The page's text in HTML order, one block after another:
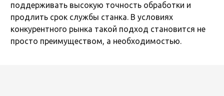
поддерживать высокую точность обработки и
продлить срок службы станка. В условиях
конкурентного рынка такой подход становится не
просто преимуществом, а необходимостью.